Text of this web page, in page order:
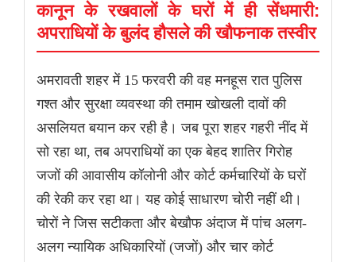
कानून के रखवालों के घरों में ही सेंधमारी:
अपराधियों के बुलंद हौसले की खौफनाक तस्वीर
अमरावती शहर में 15 फरवरी की वह मनहूस रात पुलिस
गश्त और सुरक्षा व्यवस्था की तमाम खोखली दावों की
असलियत बयान कर रही है। जब पूरा शहर गहरी नींद में
सो रहा था, तब अपराधियों का एक बेहद शातिर गिरोह
जजों की आवासीय कॉलोनी और कोर्ट कर्मचारियों के घरों
की रेकी कर रहा था। यह कोई साधारण चोरी नहीं थी।
चोरों ने जिस सटीकता और बेखौफ अंदाज में पांच अलग-
अलग न्यायिक अधिकारियों (जजों) और चार कोर्ट